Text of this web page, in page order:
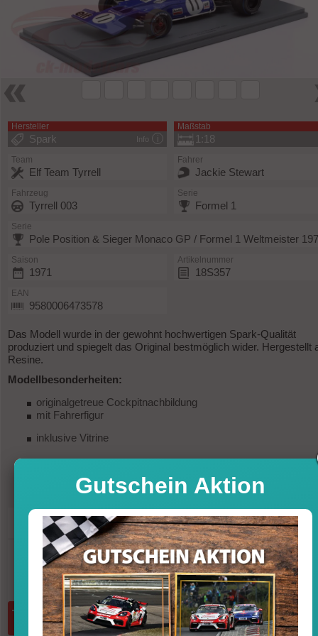
Hersteller
Info
Spark
Maßstab
1:18
Team
Elf Team Tyrrell
Fahrer
Jackie Stewart
Fahrzeug
Tyrrell 003
Serie
Formel 1
Serie
Pole Position & Sieger Monaco GP / Formel 1 Weltmeister
Saison
1971
Artikelnummer
18S357
EAN
9580006473578
Das Modell wurde in der gewohnt hochwertigen Spark-Qualität
produziert und spiegelt das Original bestmöglich wider. Hergestellt
Resine.
Modellbesonderheiten:
originalgetreue Cockpitnachbildung
mit Fahrerfigur
inklusive Vitrine
Preis 249,95
Sofort versandfertig, Lieferfrist 1-3
inkl. MwSt. zzgl.
Menge: in den Warenkorb
Gutschein Aktion